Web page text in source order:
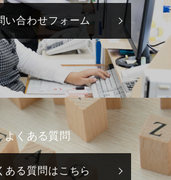
い合わせフォーム
よくある質問
ある質問はこちら